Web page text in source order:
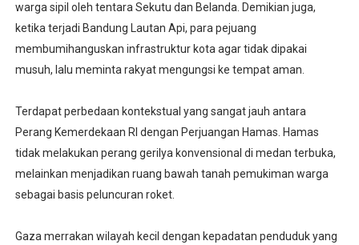
warga sipil oleh tentara Sekutu dan Belanda. Demikian juga,
ketika terjadi Bandung Lautan Api, para pejuang
membumihanguskan infrastruktur kota agar tidak dipakai
musuh, lalu meminta rakyat mengungsi ke tempat aman.
Terdapat perbedaan kontekstual yang sangat jauh antara
Perang Kemerdekaan RI dengan Perjuangan Hamas. Hamas
tidak melakukan perang gerilya konvensional di medan terbuka,
melainkan menjadikan ruang bawah tanah pemukiman warga
sebagai basis peluncuran roket.
Gaza merrakan wilayah kecil dengan kepadatan penduduk yang